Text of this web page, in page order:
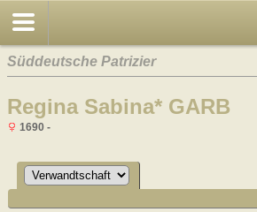
Süddeutsche Patrizier
Regina Sabina* GARB
1690 -